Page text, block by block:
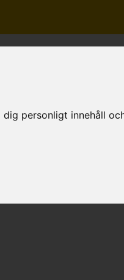
personligt innehåll